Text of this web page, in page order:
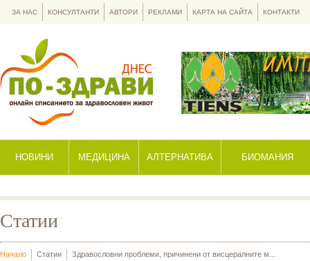
НОВИНИ МЕДИЦИНА АЛТЕРНАТИВА БИОМАНИЯ
ЗА НАС КОНСУЛТАНТИ АВТОРИ РЕКЛАМИ КАРТА НА САЙТА КОНТАКТИ
Статии
Начало Статии Здравословни проблеми, причинени от висцералните м...